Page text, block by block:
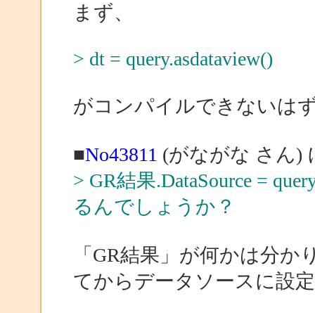
まず、
> dt = query.asdataview()
がコンパイルできないは
■No43811 (がながな さん)
> GR結果.DataSource =
るんでしょうか？
「GR結果」が何かは分か
てからデータソースに設